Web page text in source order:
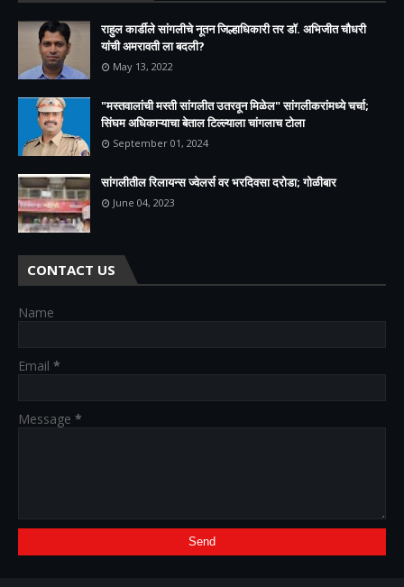
राहुल कार्डीले सांगलीचे नूतन जिल्हाधिकारी तर डॉ. अभिजीत चौधरी
यांची अमरावती ला बदली?
May 13, 2022
"मस्तवालांची मस्ती सांगलीत उतरवून मिळेल" सांगलीकरांमध्ये चर्चा;
सिंघम अधिकाऱ्याचा बेताल टिल्ल्याला चांगलाच टोला
September 01, 2024
सांगलीतील रिलायन्स ज्वेलर्स वर भरदिवसा दरोडा; गोळीबार
June 04, 2023
CONTACT US
Name
Email *
Message *